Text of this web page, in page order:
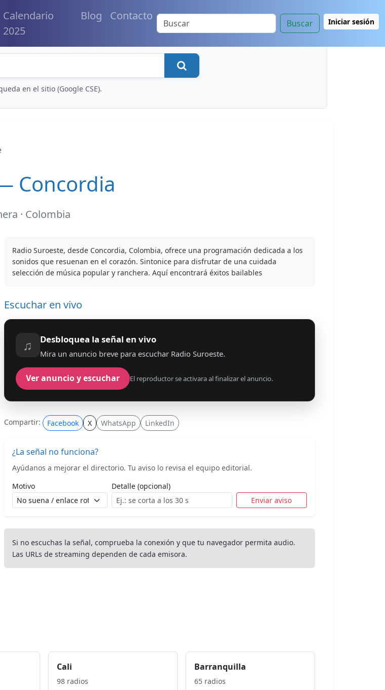
Calendario
2025
Blog Contacto
Buscar Iniciar sesión
y contenidos
en el sitio (Google CSE).
Concordia
· Colombia
Radio Suroeste, desde Concordia, Colombia, ofrece una programación dedicada a los
sonidos que resuenan en el corazón. Sintonice para disfrutar de una cuidada
selección de música popular y ranchera. Aquí encontrará éxitos bailables
Escuchar en vivo
♫ Desbloquea la señal en vivo
Mira un anuncio breve para escuchar Radio Suroeste.
Ver anuncio y escuchar El reproductor se activara al finalizar el anuncio.
Compartir: Facebook X WhatsApp LinkedIn
¿La señal no funciona?
Ayúdanos a mejorar el directorio. Tu aviso lo revisa el equipo editorial.
Motivo
Detalle (opcional)
Enviar aviso
Si no escuchas la señal, comprueba la conexión y que tu navegador permita audio.
Las URLs de streaming dependen de cada emisora.
Cali
98 radios
Barranquilla
65 radios